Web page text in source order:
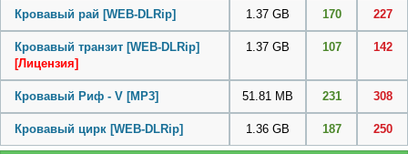
Кровавый рай [WEB-DLRip] 1.37 GB 170 227
Кровавый транзит [WEB-DLRip]
[Лицензия]
1.37 GB 107 142
Кровавый Риф - V [MP3] 51.81 MB 231 308
Кровавый цирк [WEB-DLRip] 1.36 GB 187 250